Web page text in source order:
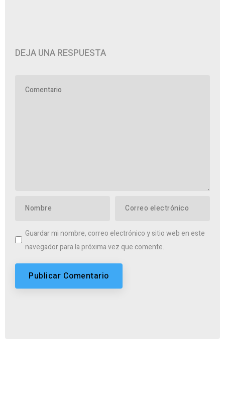
DEJA UNA RESPUESTA
Guardar mi nombre, correo electrónico y sitio web en este
navegador para la próxima vez que comente.